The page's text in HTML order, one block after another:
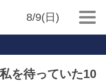
8/9(日)
を待っていた10